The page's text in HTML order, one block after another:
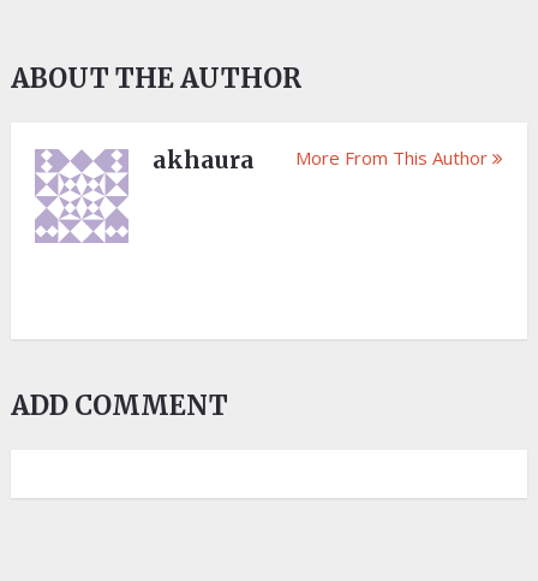
ABOUT THE AUTHOR
akhaura More From This Author
ADD COMMENT